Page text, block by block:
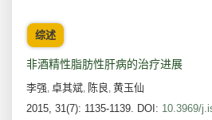
综述
非酒精性脂肪性肝病的治疗进展
李强, 卓其斌, 陈良, 黄玉仙
2015, 31(7): 1135-1139. DOI: 10.3969/